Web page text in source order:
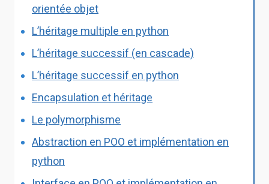
orientée objet
L’héritage multiple en python
L’héritage successif (en cascade)
L’héritage successif en python
Encapsulation et héritage
Le polymorphisme
Abstraction en POO et implémentation en
python